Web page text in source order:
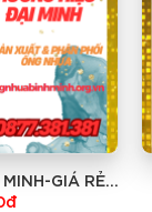
GIÁ RẺ